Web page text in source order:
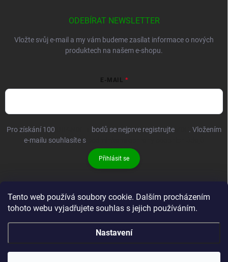
Tento web používá soubory cookie. Dalším procházením
tohoto webu vyjadřujete souhlas s jejich používáním.
Nastavení
ODEBÍRAT NEWSLETTER
Vložte svůj e-mail a my vám budeme zasílat informace o nových
produktech na našem e-shopu.
E-MAIL
Pro získání 100 bodů se nejprve registrujte
. Vložením
e-mailu souhlasíte s
Přihlásit se